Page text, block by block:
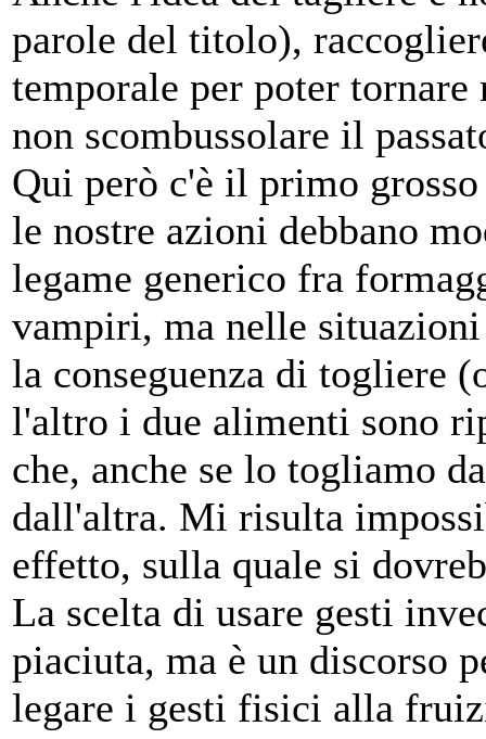
parole del titolo),
temporale per poter tornare
non scombussolare il
Qui però c'è il primo
le nostre azioni debbano
legame generico fra
vampiri, ma nelle
la conseguenza di togliere
l'altro i due alimenti sono
che, anche se lo togliamo
dall'altra. Mi risulta
effetto, sulla quale si
La scelta di usare gesti
piaciuta, ma è un discorso
legare i gesti fisici alla